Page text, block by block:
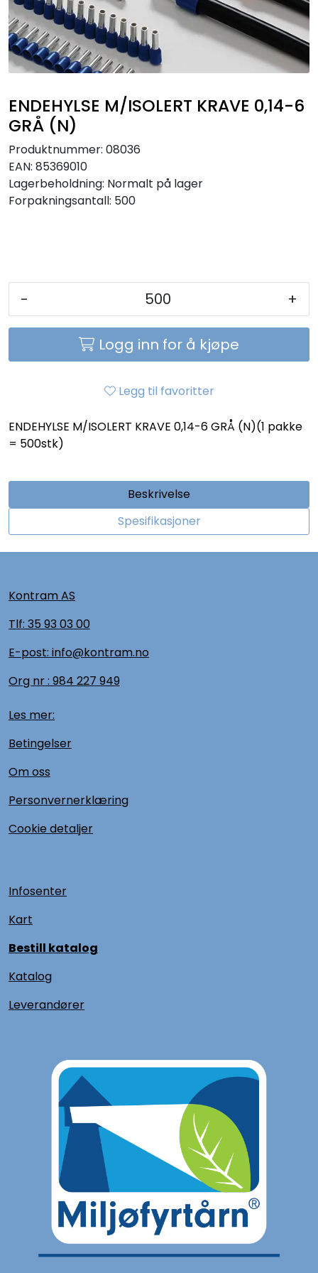
ENDEHYLSE M/ISOLERT KRAVE 0,14-6
GRÅ (N)
Produktnummer: 08036
EAN: 85369010
Lagerbeholdning: Normalt på lager
Forpakningsantall: 500
- +
Logg inn for å kjøpe
Legg til favoritter
ENDEHYLSE M/ISOLERT KRAVE 0,14-6 GRÅ (N)(1 pakke
= 500stk)
Beskrivelse
Spesifikasjoner
Kontram AS
Tlf: 35 93 03 00
E-post: info@kontram.no
Org nr : 984 227 949
Les mer:
Betingelser
Om oss
Personvernerklæring
Cookie detaljer
Infosenter
Kart
Bestill katalog
Katalog
Leverandører
Sikringer
Leverandører